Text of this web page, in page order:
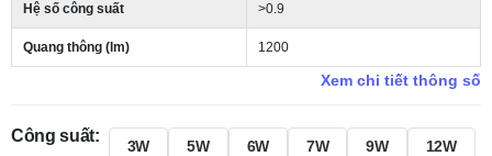
Hệ số công suất >0.9
Quang thông (lm) 1200
Xem chi tiết thông số
Công suất:
3W 5W 6W 7W 9W 12W